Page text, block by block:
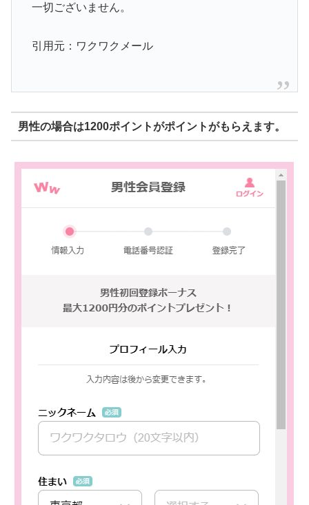
一切ございません。
引用元：ワクワクメール
男性の場合は1200ポイントがポイントがもらえます。